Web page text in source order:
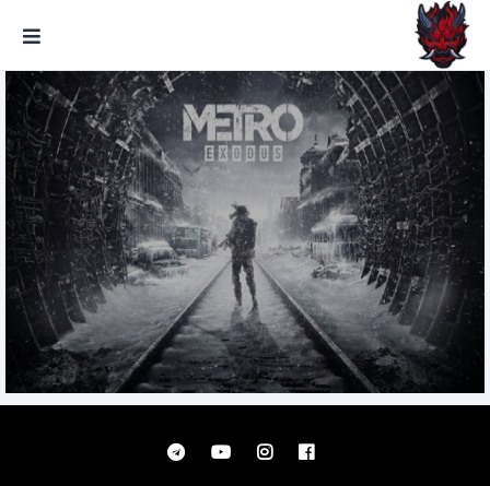
Metro Exodus تحميل مجانا النسخة
الذهبية والمحسنة